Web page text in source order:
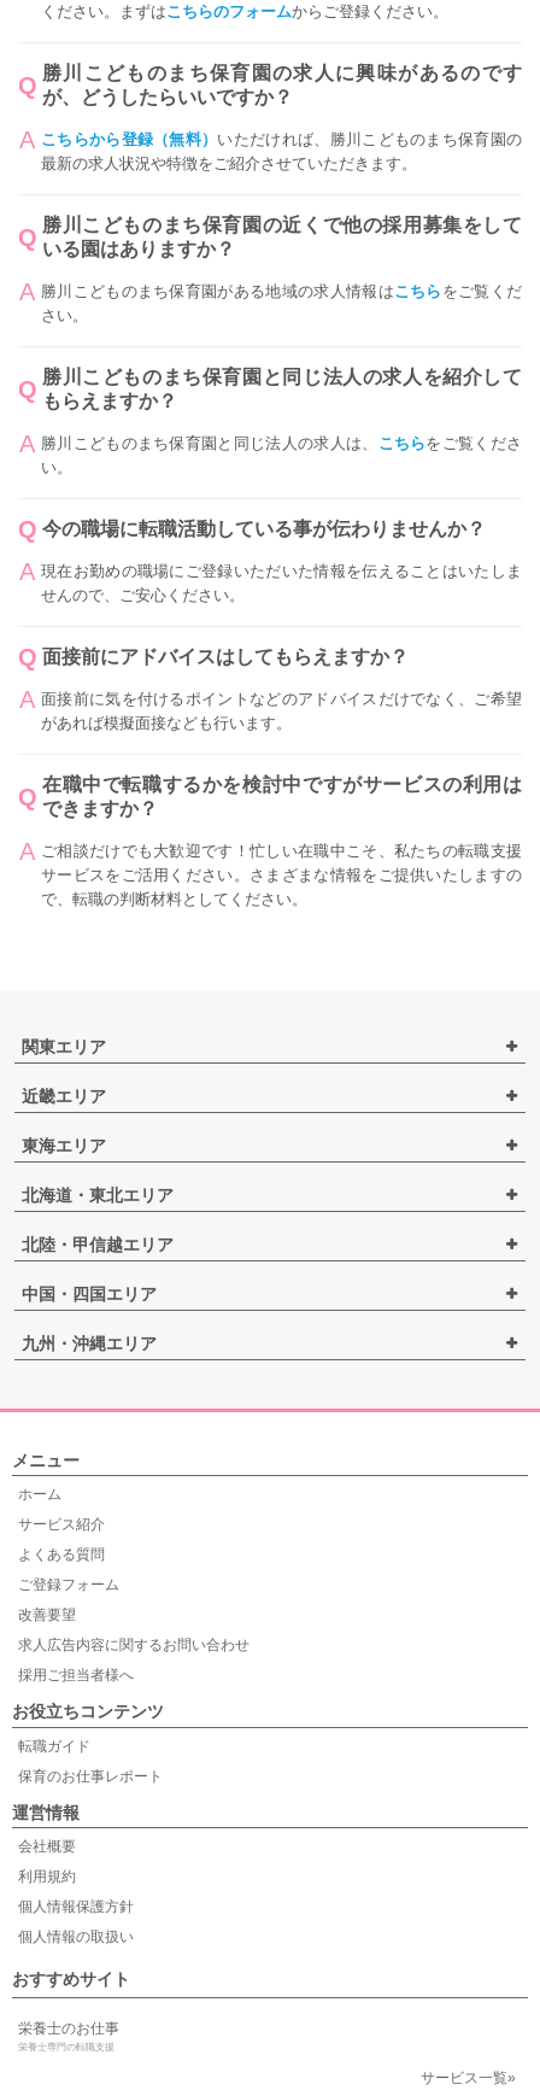
ください。まずはこちらのフォームからご登録ください。
勝川こどものまち保育園の求人に興味があるのです
が、どうしたらいいですか？
こちらから登録（無料） いただければ、勝川こどものまち保育園の
最新の求人状況や特徴をご紹介させていただきます。
勝川こどものまち保育園の近くで他の採用募集をして
いる園はありますか？
勝川こどものまち保育園がある地域の求人情報はこちら をご覧くだ
さい。
勝川こどものまち保育園と同じ法人の求人を紹介して
もらえますか？
勝川こどものまち保育園と同じ法人の求人は、 こちらをご覧くださ
い。
今の職場に転職活動している事が伝わりませんか？
現在お勤めの職場にご登録いただいた情報を伝えることはいたしま
せんので、ご安心ください。
面接前にアドバイスはしてもらえますか？
面接前に気を付けるポイントなどのアドバイスだけでなく、ご希望
があれば模擬面接なども行います。
在職中で転職するかを検討中ですがサービスの利用は
できますか？
ご相談だけでも大歓迎です！忙しい在職中こそ、私たちの転職支援
サービスをご活用ください。さまざまな情報をご提供いたしますの
で、転職の判断材料としてください。
関東エリア
近畿エリア
東海エリア
北海道・東北エリア
北陸・甲信越エリア
中国・四国エリア
九州・沖縄エリア
メニュー
ホーム
サービス紹介
よくある質問
ご登録フォーム
改善要望
求人広告内容に関するお問い合わせ
採用ご担当者様へ
お役立ちコンテンツ
転職ガイド
保育のお仕事レポート
運営情報
会社概要
利用規約
個人情報保護方針
個人情報の取扱い
おすすめサイト
栄養士のお仕事
栄養士専門の転職支援
サービス一覧»